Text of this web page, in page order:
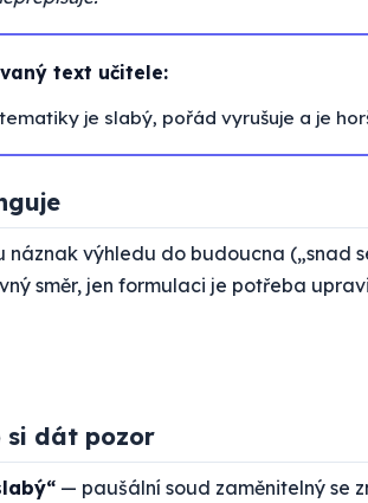
text učitele:
je slabý, pořád vyrušuje a je
náznak výhledu do budoucna („snad
směr, jen formulaci je potřeba
si dát pozor
— paušální soud zaměnitelný se